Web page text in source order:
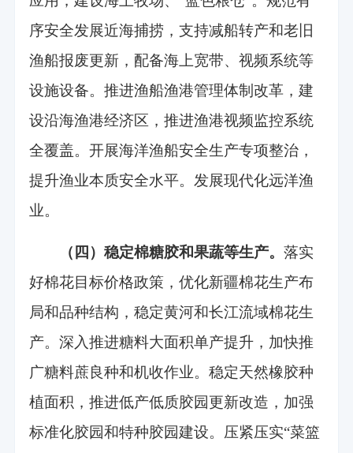
序安全发展近海捕捞，支持减船转产和老旧
渔船报废更新，配备海上宽带、视频系统等
设施设备。推进渔船渔港管理体制改革，建
设沿海渔港经济区，推进渔港视频监控系统
全覆盖。开展海洋渔船安全生产专项整治，
提升渔业本质安全水平。发展现代化远洋渔
业。
（四）稳定棉糖胶和果蔬等生产。 落实
好棉花目标价格政策，优化新疆棉花生产布
局和品种结构，稳定黄河和长江流域棉花生
产。深入推进糖料大面积单产提升，加快推
广糖料蔗良种和机收作业。稳定天然橡胶种
植面积，推进低产低质胶园更新改造，加强
标准化胶园和特种胶园建设。压紧压实“菜篮